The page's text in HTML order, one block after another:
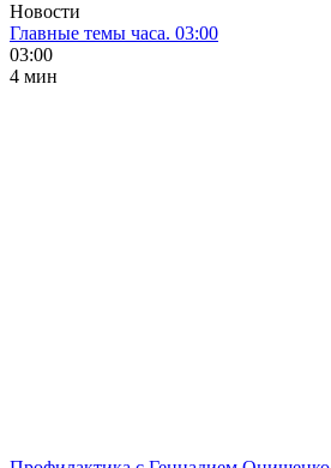
Новости
Главные темы часа. 03:00
03:00
4 мин